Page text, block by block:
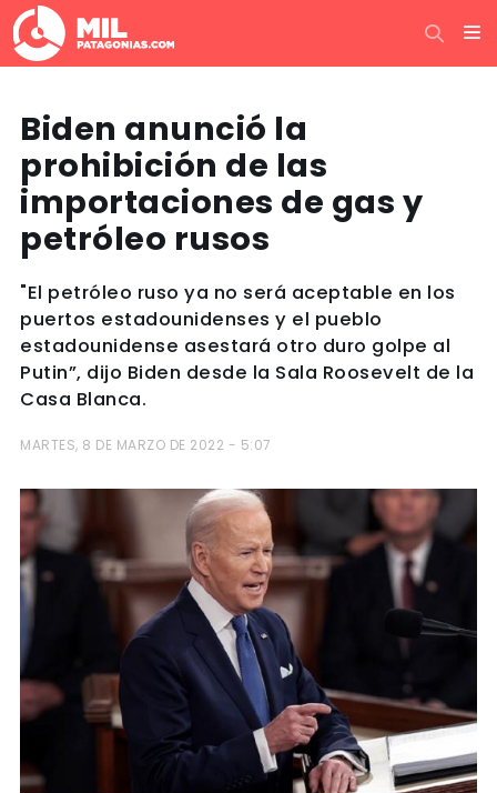
Biden anunció la
prohibición de las
importaciones de gas y
petróleo rusos
"El petróleo ruso ya no será aceptable en los
puertos estadounidenses y el pueblo
estadounidense asestará otro duro golpe al
Putin”, dijo Biden desde la Sala Roosevelt de la
Casa Blanca.
MARTES, 8 DE MARZO DE 2022 - 5:07